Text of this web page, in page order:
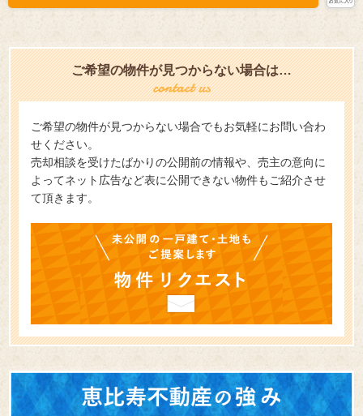
ご希望の物件が見つからない場合は…
ご希望の物件が見つからない場合でもお気軽にお問い合わ
せください。
売却相談を受けたばかりの公開前の情報や、売主の意向に
よってネット広告など表に公開できない物件もご紹介させ
て頂きます。